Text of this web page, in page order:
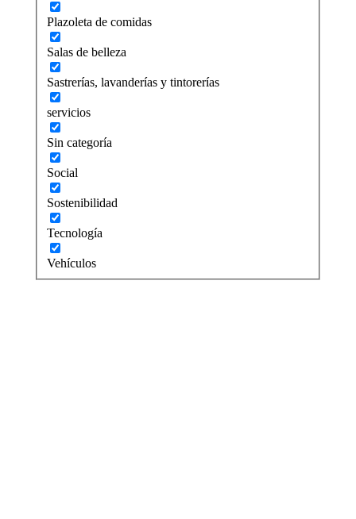
Plazoleta de comidas
Salas de belleza
Sastrerías, lavanderías y tintorerías
servicios
Sin categoría
Social
Sostenibilidad
Tecnología
Vehículos